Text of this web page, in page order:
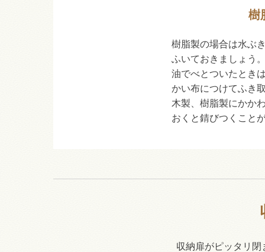
樹
樹脂製の場合は水ぶ
ふいておきましょう
油でべとついたとき
かい布につけてふき
木製、樹脂製にかか
おくと錆びつくこと
収納扉がピッタリ